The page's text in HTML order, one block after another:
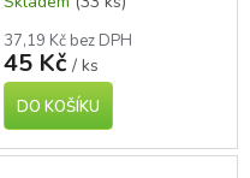
37,19 Kč bez DPH
45 Kč / ks
DO KOŠÍKU